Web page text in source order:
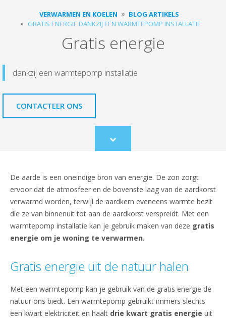
VERWARMEN EN KOELEN
BLOG ARTIKELS
GRATIS ENERGIE DANKZIJ EEN WARMTEPOMP INSTALLATIE
Gratis energie
dankzij een warmtepomp installatie
CONTACTEER ONS
Scroll
to
De aarde is een oneindige bron van energie. De zon zorgt
ervoor dat de atmosfeer en de bovenste laag van de aardkorst
verwarmd worden, terwijl de aardkern eveneens warmte bezit
die ze van binnenuit tot aan de aardkorst verspreidt. Met een
warmtepomp installatie kan je gebruik maken van deze gratis
energie om je woning te verwarmen.
Gratis energie uit de natuur halen
Met een warmtepomp kan je gebruik van de gratis energie de
natuur ons biedt. Een warmtepomp gebruikt immers slechts
een kwart elektriciteit en haalt drie kwart gratis energie uit